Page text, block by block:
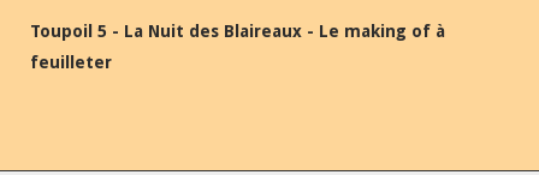
Toupoil 5 - La Nuit des Blaireaux - Le making of à
feuilleter